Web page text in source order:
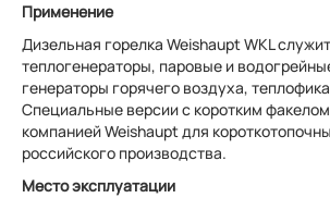
Применение
Дизельная горелка Weishaupt WKL
теплогенераторы, паровые и
генераторы горячего воздуха,
Специальные версии с коротким
компанией Weishaupt для
российского производства.
Место эксплуатации